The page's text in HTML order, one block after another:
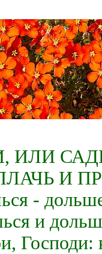
ИЛИ
И
-
и
Господи: